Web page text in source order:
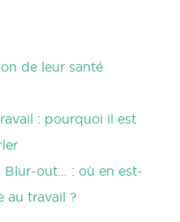
de leur santé
: pourquoi il est
Blur-out… : où en est-
au travail ?